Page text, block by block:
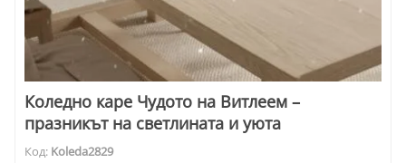
Коледно каре Чудото на Витлеем –
празникът на светлината и уюта
Код: Koleda2829